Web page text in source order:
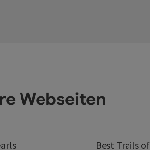
Webseiten
Best Trails